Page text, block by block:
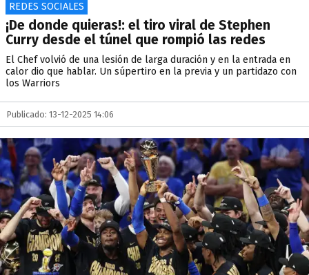
REDES SOCIALES
¡De donde quieras!: el tiro viral de Stephen
Curry desde el túnel que rompió las redes
El Chef volvió de una lesión de larga duración y en la entrada en
calor dio que hablar. Un súpertiro en la previa y un partidazo con
los Warriors
Publicado: 13-12-2025 14:06